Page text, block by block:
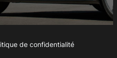
de confidentialité